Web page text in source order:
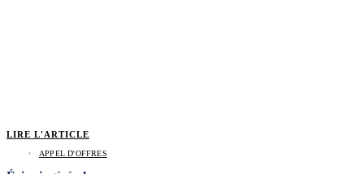
LIRE L'ARTICLE
APPEL D'OFFRES